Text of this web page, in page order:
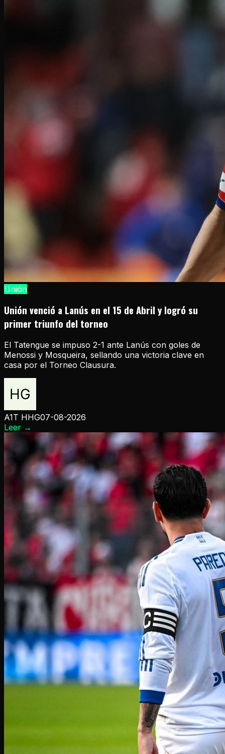
Unión
Unión venció a Lanús en el 15 de Abril y logró su
primer triunfo del torneo
El Tatengue se impuso 2-1 ante Lanús con goles de
Menossi y Mosqueira, sellando una victoria clave en
casa por el Torneo Clausura.
A1T HHG07-08-2026
Leer →